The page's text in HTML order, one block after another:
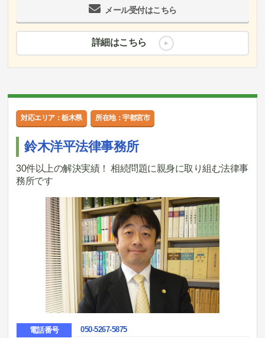
メール受付はこちら
詳細はこちら
対応エリア：栃木県 所在地：宇都宮市
鈴木洋平法律事務所
30件以上の解決実績！ 相続問題に親身に取り組む法律事
務所です
電話番号 050-5267-5875